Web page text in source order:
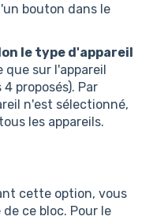
bouton dans le
le type d'appareil
que sur l'appareil
proposés). Par
n'est sélectionné,
les appareils.
cette option, vous
ce bloc. Pour le